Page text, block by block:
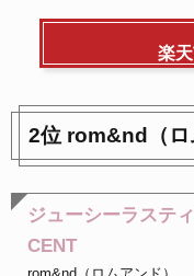
楽
2位 rom&nd（ロ
ジューシーラステ
CENT